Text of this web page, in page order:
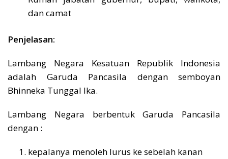
dan camat
Penjelasan:
Lambang Negara Kesatuan Republik Indonesia
adalah Garuda Pancasila dengan semboyan
Bhinneka Tunggal Ika.
Lambang Negara berbentuk Garuda Pancasila
dengan :
kepalanya menoleh lurus ke sebelah kanan